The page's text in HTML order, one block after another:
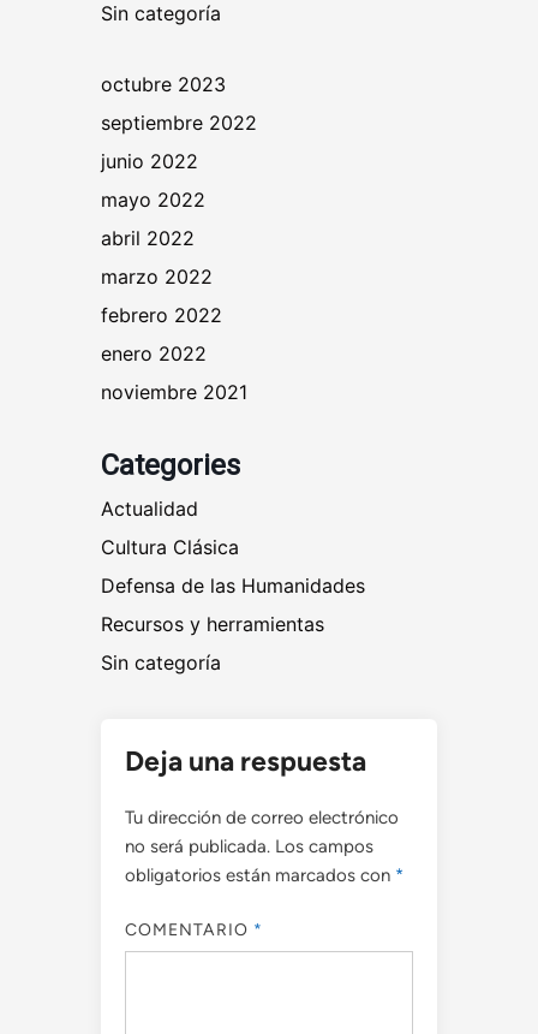
Sin categoría
octubre 2023
septiembre 2022
junio 2022
mayo 2022
abril 2022
marzo 2022
febrero 2022
enero 2022
noviembre 2021
Categories
Actualidad
Cultura Clásica
Defensa de las Humanidades
Recursos y herramientas
Sin categoría
Deja una respuesta
Tu dirección de correo electrónico
no será publicada. Los campos
obligatorios están marcados con *
COMENTARIO *